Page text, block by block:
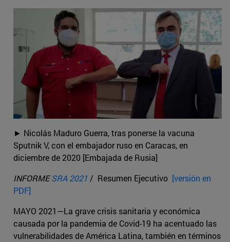
► Nicolás Maduro Guerra, tras ponerse la vacuna
Sputnik V, con el embajador ruso en Caracas, en
diciembre de 2020 [Embajada de Rusia]
INFORMESRA 2021 / Resumen Ejecutivo [versión en
PDF]
MAYO 2021—La grave crisis sanitaria y económica
causada por la pandemia de Covid-19 ha acentuado las
vulnerabilidades de América Latina, también en términos